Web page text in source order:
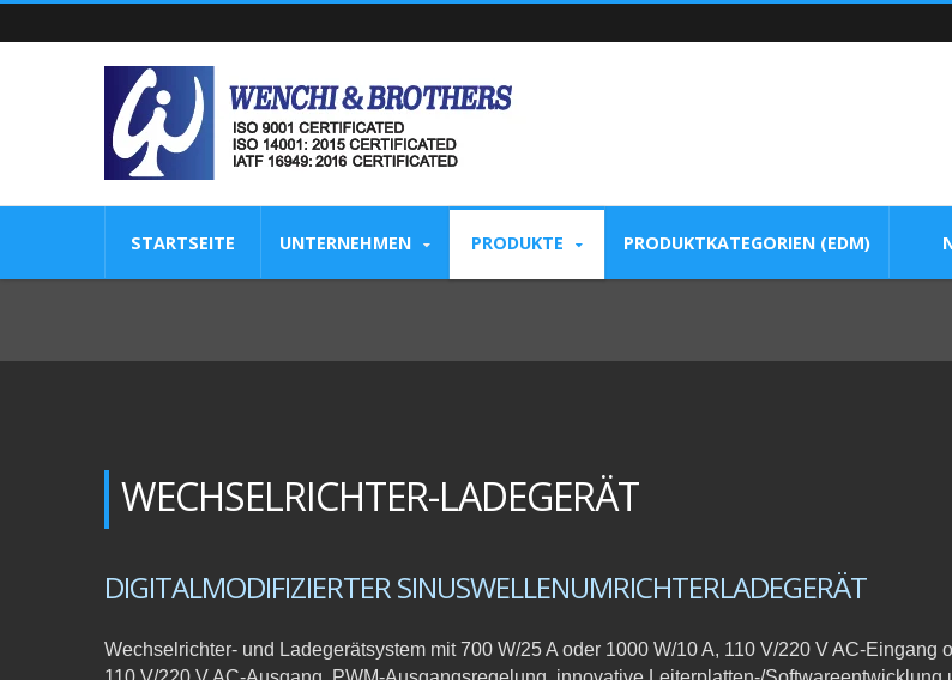
STARTSEITE UNTERNEHMEN PRODUKTE PRODUKTKATEGORIEN (EDM)
WECHSELRICHTER-LADEGERÄT
DIGITALMODIFIZIERTER SINUSWELLENUMRICHTERLADEGERÄT
Wechselrichter- und Ladegerätsystem mit 700 W/25 A oder 1000 W/10 A, 110 V/220 V AC-Eingang